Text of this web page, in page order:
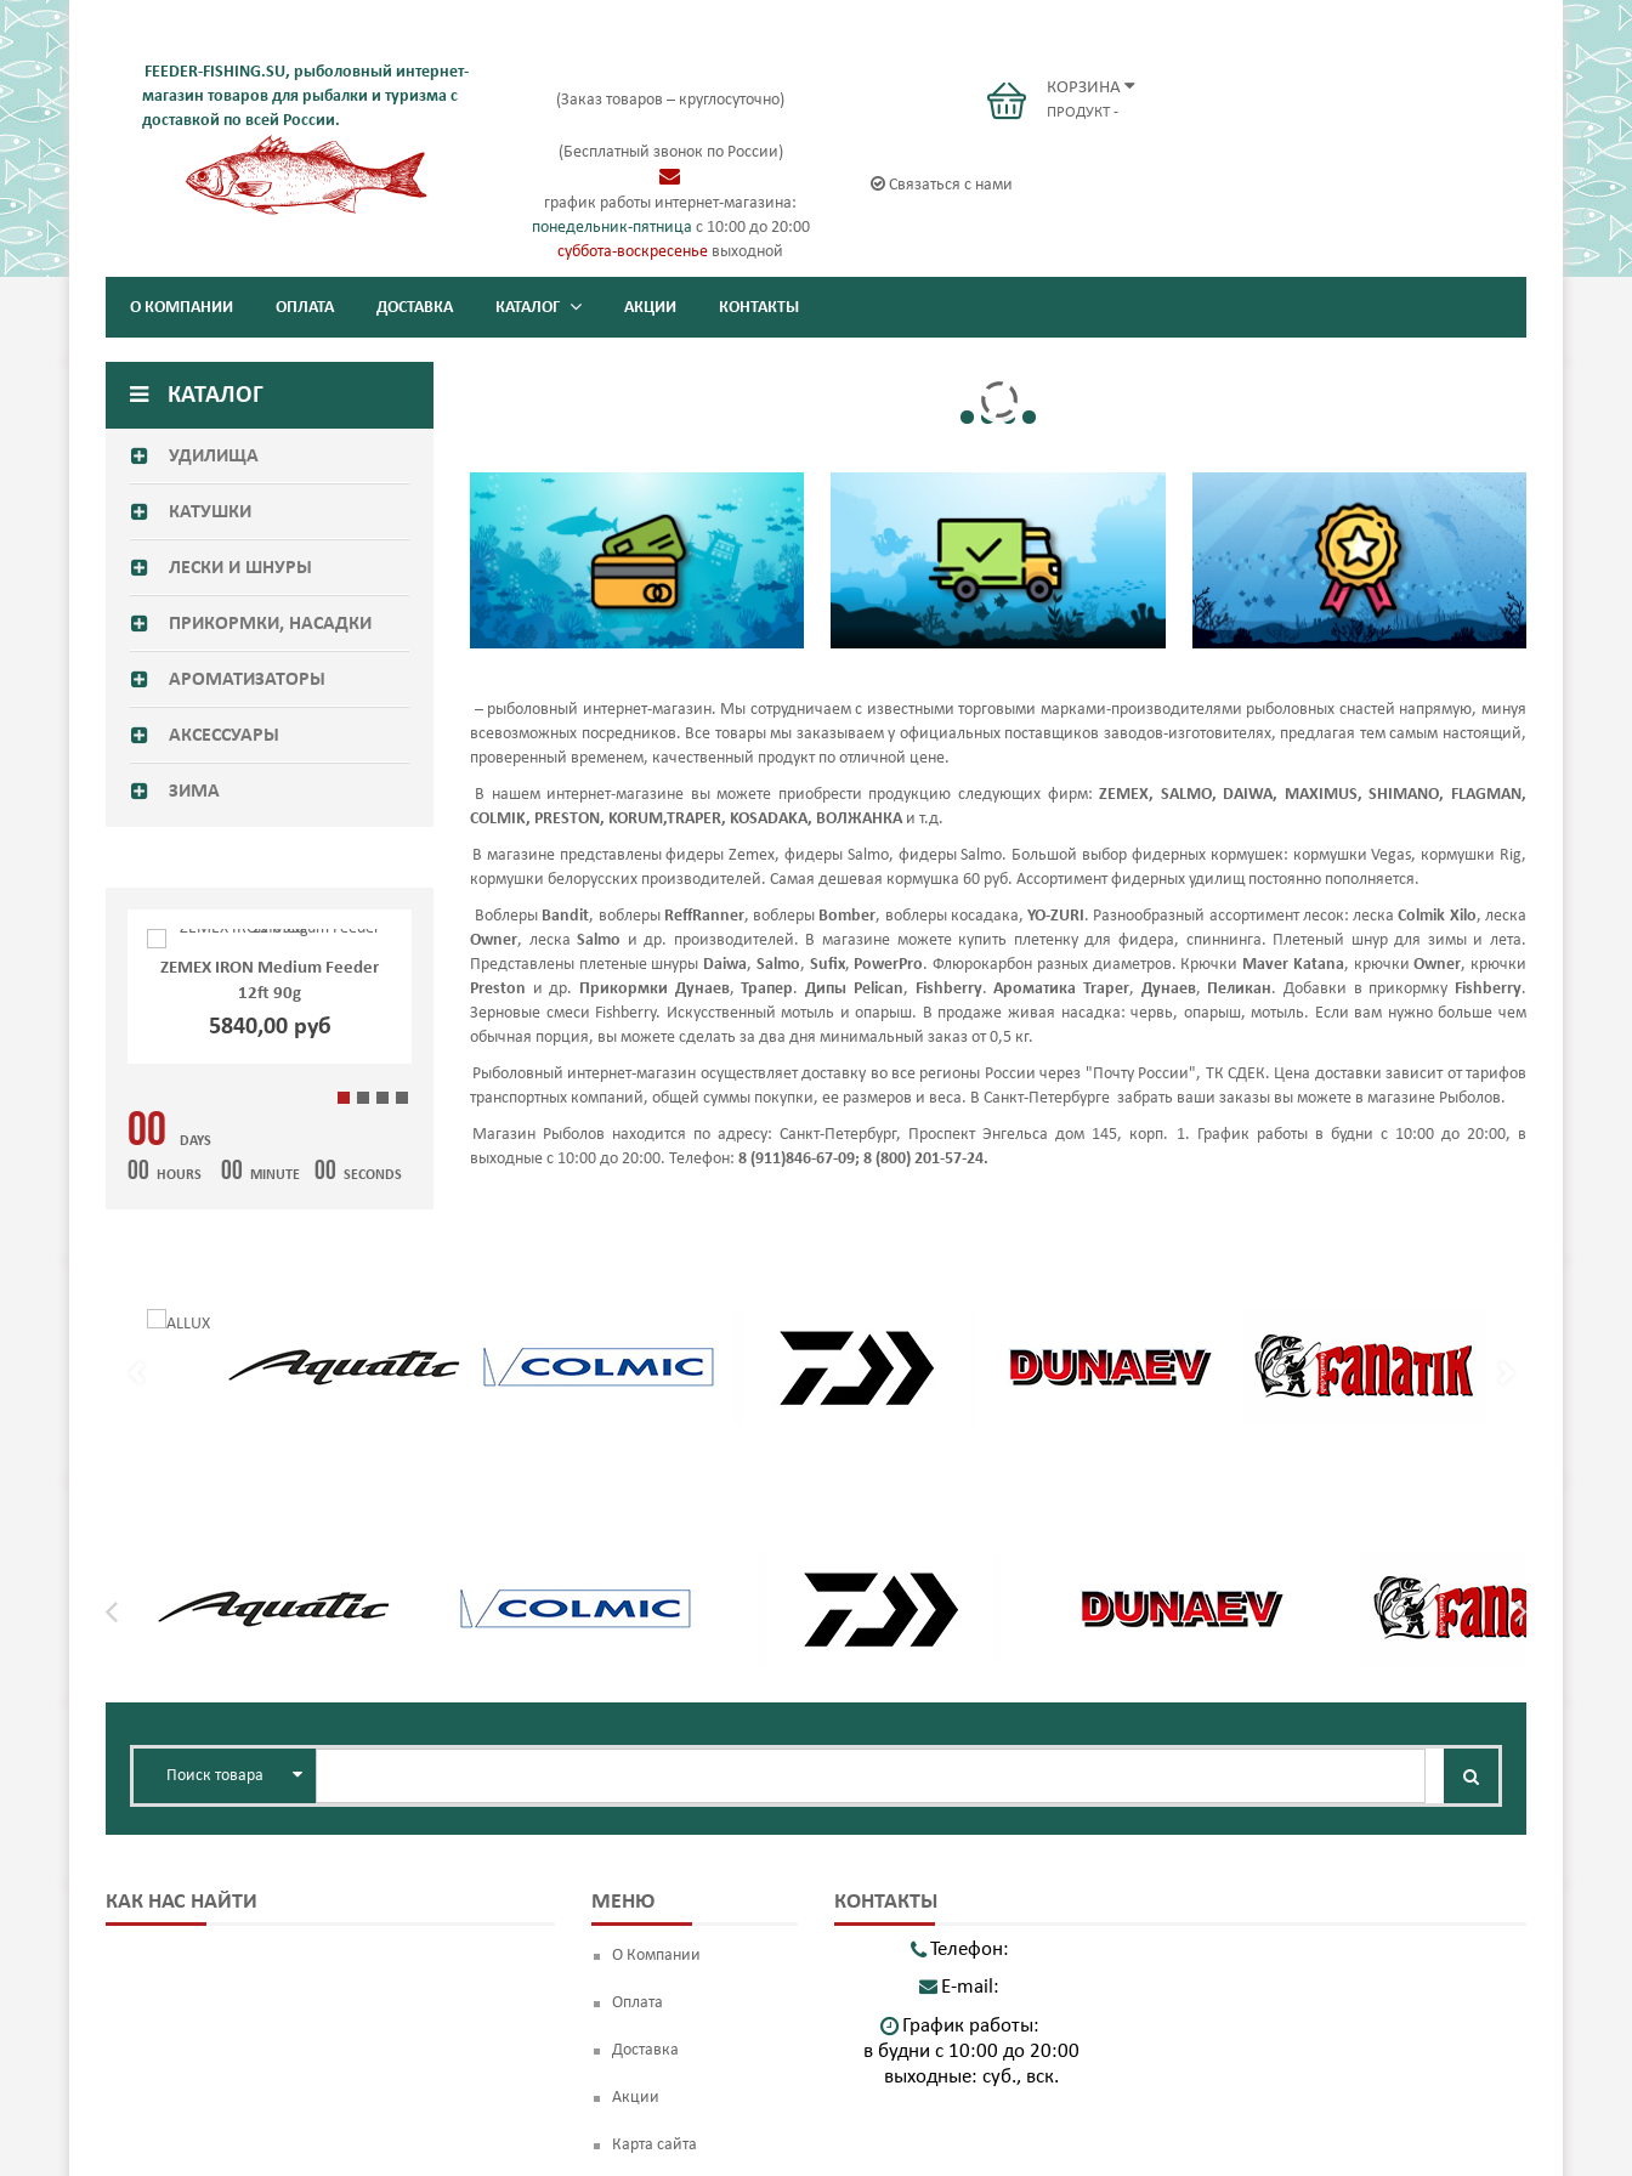
FEEDER-FISHING.SU, рыболовный интернет-
магазин товаров для рыбалки и туризма с
доставкой по всей России.
(Заказ товаров – круглосуточно)
(Бесплатный звонок по России)
график работы интернет-магазина:
понедельник-пятница с 10:00 до 20:00
суббота-воскресенье выходной
КОРЗИНА
ПРОДУКТ-
Связаться с нами
О КОМПАНИИ ОПЛАТА ДОСТАВКА КАТАЛОГ АКЦИИ КОНТАКТЫ
КАТАЛОГ
УДИЛИЩА
КАТУШКИ
ЛЕСКИ И ШНУРЫ
ПРИКОРМКИ, НАСАДКИ
АРОМАТИЗАТОРЫ
АКСЕССУАРЫ
ЗИМА
ZEMEX IRON Medium Feeder
12ft 70g
5766,00 руб
ZEMEX IRON Flat-Method
Feeder 13ft 140g
6530,00 руб
ZEMEX IRON Heavy Feeder 13ft
120g
6070,00 руб
00 DAYS
00 HOURS 00 MINUTE 00 SECONDS
© Free - by
– рыболовный интернет-магазин. Мы сотрудничаем с известными торговыми марками-производителями рыболовных снастей напрямую, минуя
всевозможных посредников. Все товары мы заказываем у официальных поставщиков заводов-изготовителях, предлагая тем самым настоящий,
проверенный временем, качественный продукт по отличной цене.
В нашем интернет-магазине вы можете приобрести продукцию следующих фирм:ZEMEX, SALMO, DAIWA, MAXIMUS, SHIMANO, FLAGMAN,
COLMIK, PRESTON, KORUM,TRAPER, KOSADAKA, ВОЛЖАНКАи т.д.
В магазине представлены фидеры Zemex, фидеры Salmo, фидеры Salmo. Большой выбор фидерных кормушек: кормушки Vegas, кормушки Rig,
кормушки белорусских производителей. Самая дешевая кормушка 60 руб. Ассортимент фидерных удилищ постоянно пополняется.
Воблеры Bandit, воблеры ReffRanner, воблеры Bomber, воблеры косадака,YO-ZURI. Разнообразный ассортимент лесок: лескаColmik Xilo, леска
Owner, лескаSalmo и др. производителей. В магазине можете купить плетенку для фидера, спиннинга. Плетеный шнур для зимы и лета.
Представлены плетеные шнуры Daiwa, Salmo, Sufix, PowerPro. Флюрокарбон разных диаметров. Крючки Maver Katana, крючкиOwner, крючки
Preston и др. Прикормки Дунаев,Трапер.Дипы Pelican, Fishberry.Ароматика Traper, Дунаев, Пеликан. Добавки в прикормку Fishberry.
Зерновые смеси Fishberry. Искусственный мотыль и опарыш. В продаже живая насадка: червь, опарыш, мотыль. Если вам нужно больше чем
обычная порция, вы можете сделать за два дня минимальный заказ от 0,5 кг.
Рыболовный интернет-магазин осуществляет доставку во все регионы России через "Почту России", ТК СДЕК. Цена доставки зависит от тарифов
транспортных компаний, общей суммы покупки, ее размеров и веса. В Санкт-Петербурге забрать ваши заказы вы можете в магазине Рыболов.
Магазин Рыболов находится по адресу: Санкт-Петербург, Проспект Энгельса дом 145, корп. 1. График работы в будни с 10:00 до 20:00, в
выходные с 10:00 до 20:00. Телефон: 8 (911)846-67-09; 8 (800) 201-57-24.
Поиск товара
КАК НАС НАЙТИ МЕНЮ
О Компании
Оплата
Доставка
Акции
Карта сайта
КОНТАКТЫ
Телефон:
E-mail:
График работы:
в будни с 10:00 до 20:00
выходные: суб., вск.